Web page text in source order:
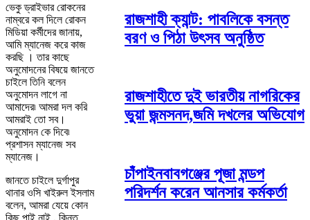
ভেকু ড্রাইভার রোকনের
নাম্বরে কল দিলে রোকন
মিডিয়া কর্মীদের জানায়,
আমি ম্যানেজ করে কাজ
করছি । তার কাছে
অনুমোদনের বিষয়ে জানতে
চাইলে তিনি বলেন
অনুমোদন লাগে না
আমাদের৷ আমরা দল করি
আমরাই তো সব।
অনুমোদন কে দিবে৷
প্রশাসন ম্যানেজ সব
ম্যানেজ।
জানতে চাইলে দুর্গাপুর
থানার ওসি খাইরুল ইসলাম
বলেন, আমরা যেয়ে কোন
কিছু পাই নাই , কিন্তু
রাজশাহী ক্যান্ট: পাবলিকে বসন্ত
বরণ ও পিঠা উৎসব অনুষ্ঠিত
রাজশাহীতে দুই ভারতীয় নাগরিকের
ভুয়া জন্মসনদ,জমি দখলের অভিযোগ
চাঁপাইনবাবগঞ্জের পূজা মন্ডপ
পরিদর্শন করেন আনসার কর্মকর্তা